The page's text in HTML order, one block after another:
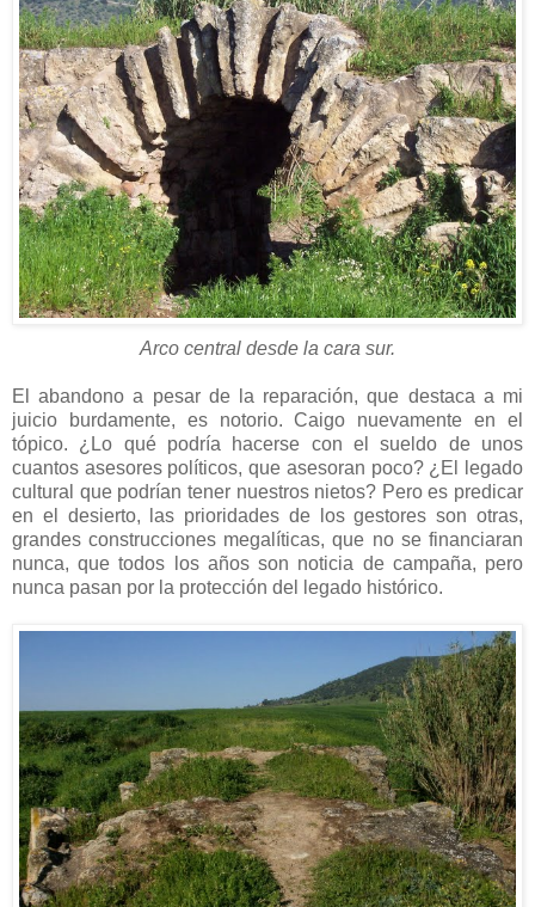
Arco central desde la cara sur.
El abandono a pesar de la reparación, que destaca a mi
juicio burdamente, es notorio. Caigo nuevamente en el
tópico. ¿Lo qué podría hacerse con el sueldo de unos
cuantos asesores políticos, que asesoran poco? ¿El legado
cultural que podrían tener nuestros nietos? Pero es predicar
en el desierto, las prioridades de los gestores son otras,
grandes construcciones megalíticas, que no se financiaran
nunca, que todos los años son noticia de campaña, pero
nunca pasan por la protección del legado histórico.